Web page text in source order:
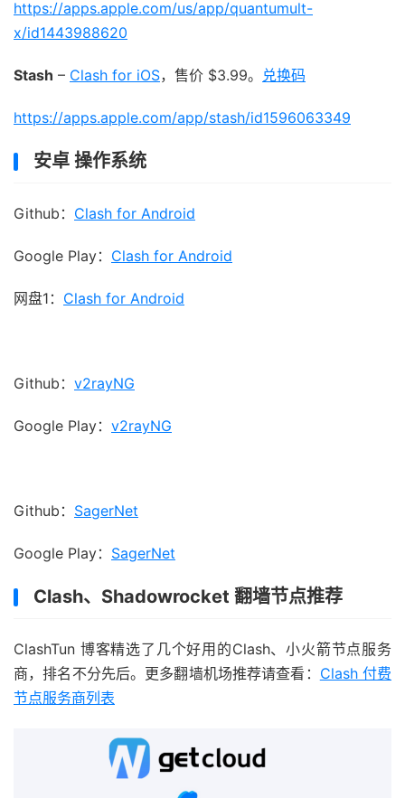
https://apps.apple.com/us/app/quantumult-
x/id1443988620
Stash – Clash for iOS，售价 $3.99。 兑换码
https://apps.apple.com/app/stash/id1596063349
安卓 操作系统
Github： Clash for Android
Google Play： Clash for Android
网盘1： Clash for Android
Github： v2rayNG
Google Play： v2rayNG
Github： SagerNet
Google Play： SagerNet
Clash、Shadowrocket 翻墙节点推荐
ClashTun 博客精选了几个好用的Clash、小火箭节点服务
商，排名不分先后。更多翻墙机场推荐请查看： Clash 付费
节点服务商列表